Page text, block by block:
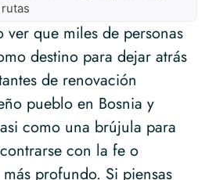
rutas
que miles de personas
destino para dejar atrás
de renovación
pueblo en Bosnia y
como una brújula para
con la fe o
profundo. Si piensas